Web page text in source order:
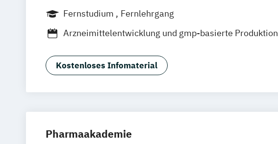
Fernstudium
Fernlehrgang
Arzneimittelentwicklung und gmp-basierte Produktion
Biologie für labortechnische Fachkräfte in
biomolekularen Berufen
Kostenloses Infomaterial
Pharmaakademie